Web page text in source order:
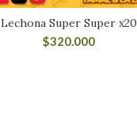
Lechona Super Super x20
$320.000